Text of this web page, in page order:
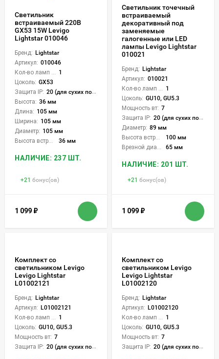
Светильник
встраиваемый 220В
GX53 15W Levigo
Lightstar 010046
Бренд: Lightstar
Артикул: 010046
1
Цоколь: GX53
Защита IP: 20 (для сухих пом.)
Высота: 36 мм
Длина: 105 мм
Ширина: 105 мм
Диаметр: 105 мм
36 мм
НАЛИЧИЕ: 237 ШТ.
+21 бонус(ов)
1 099 ₽
Светильник точечный
встраиваемый
декоративный под
заменяемые
галогенные или LED
лампы Levigo Lightstar
010021
Бренд: Lightstar
Артикул: 010021
1
Цоколь: GU10, GU5.3
Мощность вт: 7
Защита IP: 20 (для сухих пом.)
Диаметр: 89 мм
100 мм
65 мм
НАЛИЧИЕ: 201 ШТ.
+21 бонус(ов)
1 099 ₽
Комплект со
светильником Levigo
Levigo Lightstar
L01002121
Бренд: Lightstar
Артикул: L01002121
1
Цоколь: GU10, GU5.3
Мощность вт: 7
Защита IP: 20 (для сухих пом.)
Комплект со
светильником Levigo
Levigo Lightstar
L01002120
Бренд: Lightstar
Артикул: L01002120
1
Цоколь: GU10, GU5.3
Мощность вт: 7
Защита IP: 20 (для сухих пом.)